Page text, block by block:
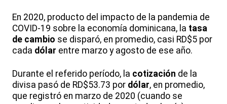
En 2020, producto del impacto de la pandemia de
COVID-19 sobre la economía dominicana, la tasa
de cambio se disparó, en promedio, casi RD$5 por
cada dólar entre marzo y agosto de ese año.
Durante el referido período, la cotización de la
divisa pasó de RD$53.73 por dólar, en promedio,
que registró en marzo de 2020 (cuando se